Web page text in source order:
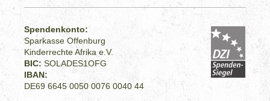
Spendenkonto:
Sparkasse Offenburg
Kinderrechte Afrika e.V.
BIC:SOLADES1OFG
IBAN:
DE69 6645 0050 0076 0040 44